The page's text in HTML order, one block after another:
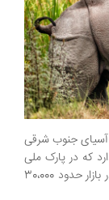
آسیای جنوب شرقی
60 کرگدن وجود دارد که در پارک ملی
Ujung Kulon زندگی می‌کنند. شاخهای این حیوان در بازار حدود 30،000